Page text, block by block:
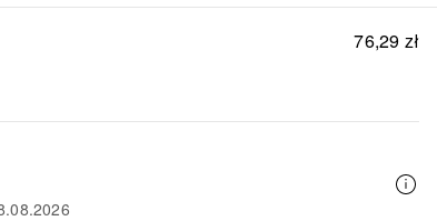
76,29 zł